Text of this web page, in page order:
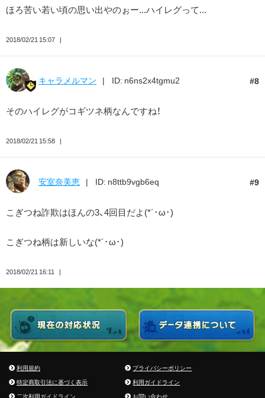
ほろ苦い若い頃の思い出やのぉー...ハイレグって...
2018/02/21 15:07
8
キャラメルマン ID: n6ns2x4tgmu2
そのハイレグがコギツネ柄なんですね！
2018/02/21 15:58
9
安室奈美恵 ID: n8ttb9vgb6eq
こぎつね詐欺はほんの3、4回目だよ(*´･ω･)
こぎつね柄は新しいな(*´･ω･)
2018/02/21 16:11
利用規約
プライバシーポリシー
特定商取引法に基づく表示
利用ガイドライン
二次利用ガイドライン
お問い合わせ